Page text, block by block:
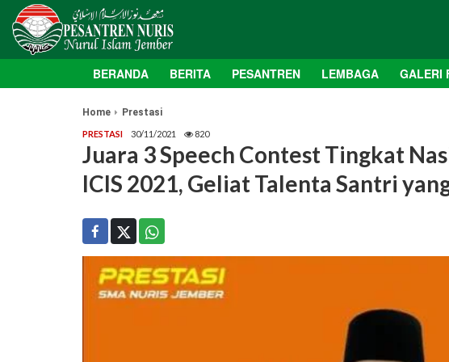
BERANDA BERITA PESANTREN LEMBAGA GALERI
Home Prestasi
PRESTASI 30/11/2021 820
Juara 3 Speech Contest Tingkat
ICIS 2021, Geliat Talenta Santri